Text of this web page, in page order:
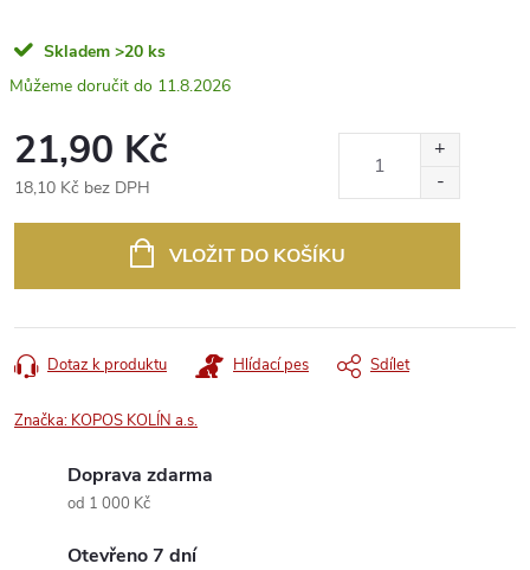
Skladem >20 ks
11.8.2026
21,90 Kč
18,10 Kč bez DPH
VLOŽIT DO KOŠÍKU
Dotaz k produktu Hlídací pes Sdílet
Značka: KOPOS KOLÍN a.s.
Doprava zdarma
od 1 000 Kč
Otevřeno 7 dní